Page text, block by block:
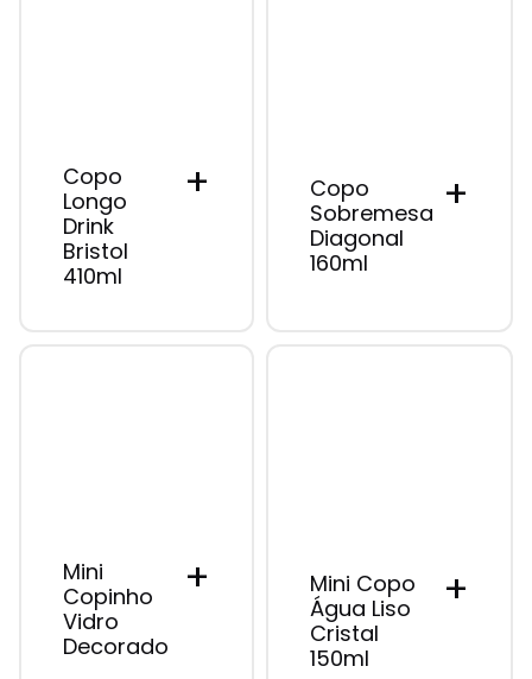
Copo
Longo
Drink
Bristol
410ml
+
Copo
Sobremesa
Diagonal
160ml
+
Mini
Copinho
Vidro
Decorado
+
Mini Copo
Água Liso
Cristal
150ml
+